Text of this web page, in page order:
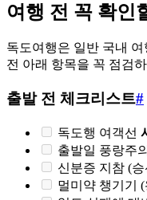
여행 전 꼭 확인
독도여행은 일반 국내 여
전 아래 항목을 꼭 점검
출발 전 체크리스트#
독도행 여객선
출발일 풍랑주
신분증 지참 (
멀미약 챙기기